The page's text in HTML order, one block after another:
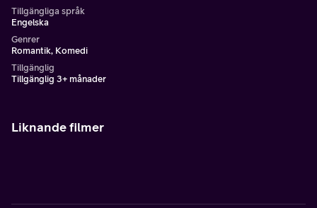
Tillgängliga språk
Engelska
Genrer
Romantik, Komedi
Tillgänglig
Tillgänglig 3+ månader
Liknande filmer